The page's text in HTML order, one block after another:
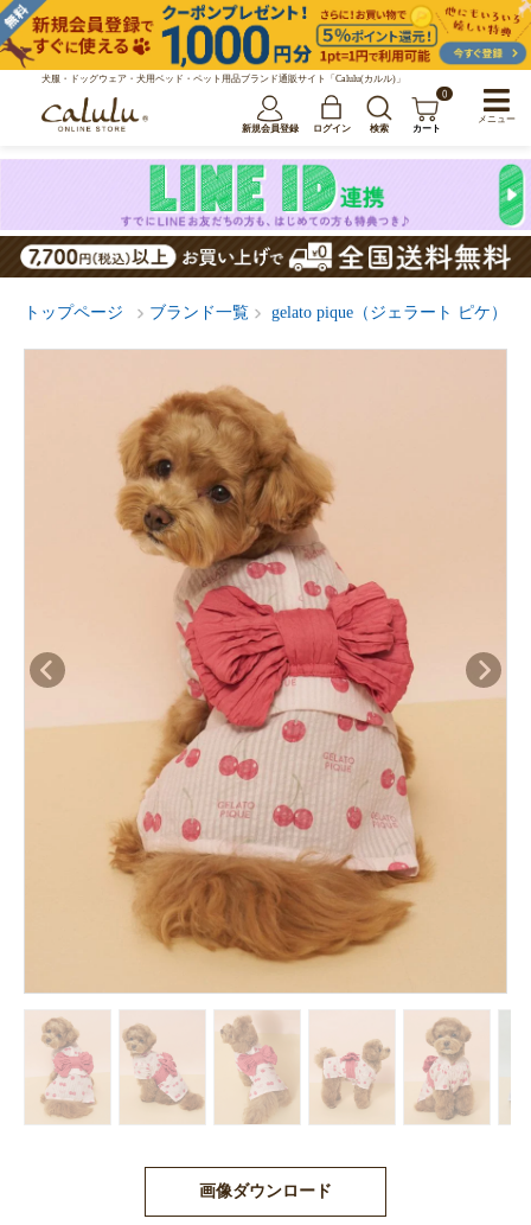
犬服・ドッグウェア・犬用ベッド・ペット用品ブランド通販サイト「Calulu(カルル)」
新規会員登録 ログイン 検索
0
カート
トップページ ブランド一覧 gelato pique（ジェラート ピケ）
画像ダウンロード
メニュー